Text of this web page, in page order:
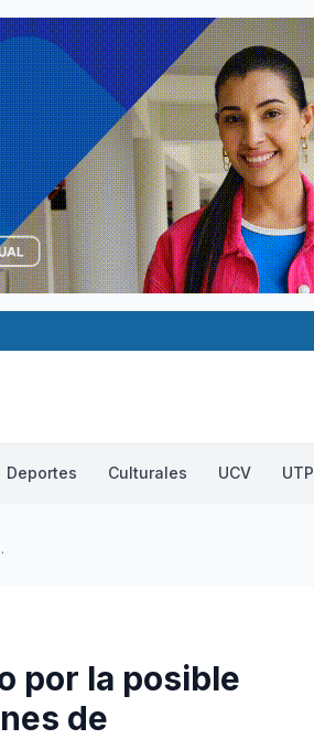
Deportes Culturales UCV UTP
por la posible
de